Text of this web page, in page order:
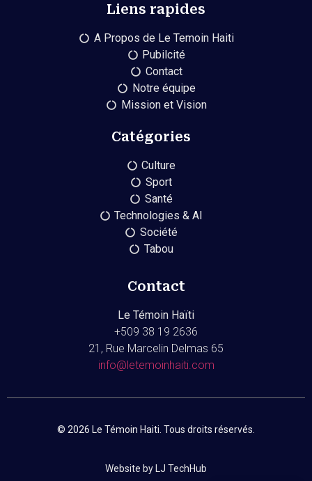
Liens rapides
A Propos de Le Temoin Haiti
Pubilcité
Contact
Notre équipe
Mission et Vision
Catégories
Culture
Sport
Santé
Technologies & AI
Société
Tabou
Contact
Le Témoin Haïti
+509 38 19 2636
21, Rue Marcelin Delmas 65
info@letemoinhaiti.com
© 2026 Le Témoin Haiti. Tous droits réservés.
Website by LJ TechHub